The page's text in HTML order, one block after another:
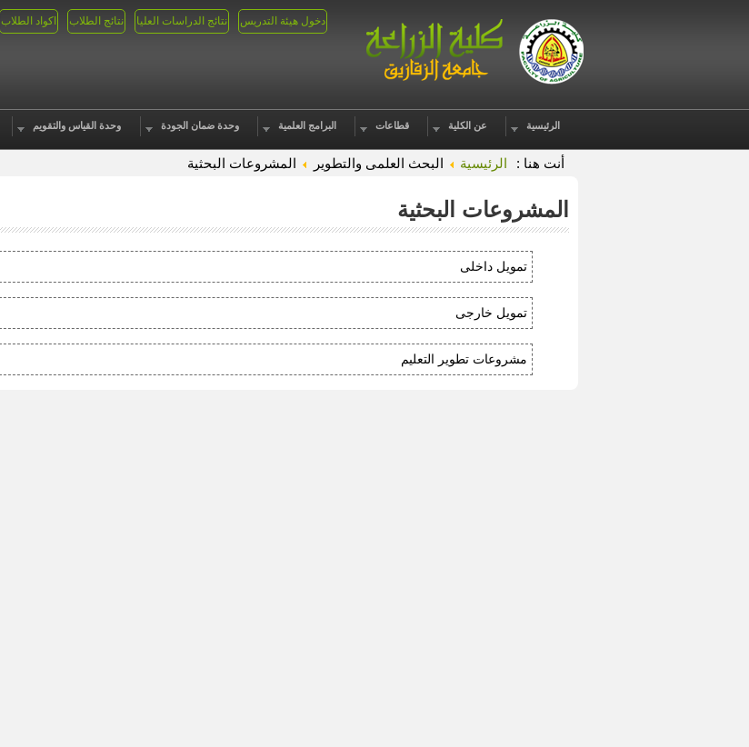
اكواد الطلاب نتائج الطلاب نتائج الدراسات العليا دخول هيئة التدريس
الرئيسية عن الكلية قطاعات البرامج العلمية وحدة ضمان الجودة وحدة القياس والتقويم
أنت هنا : الرئيسية البحث العلمى والتطوير المشروعات البحثية
المشروعات البحثية
تمويل داخلى
تمويل خارجى
مشروعات تطوير التعليم